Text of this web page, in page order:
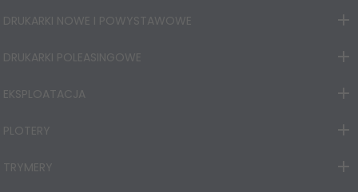
DRUKARKI NOWE I POWYSTAWOWE
DRUKARKI POLEASINGOWE
EKSPLOATACJA
PLOTERY
TRYMERY